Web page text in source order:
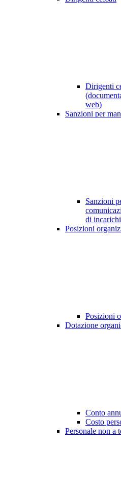
Dirigenti
web)
Sanzioni per
Sanzioni
di
Posizioni
Posizioni
Dotazione
Conto
Costo
Personale non a